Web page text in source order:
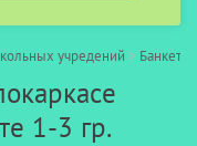
учредений >
1-3 гр.